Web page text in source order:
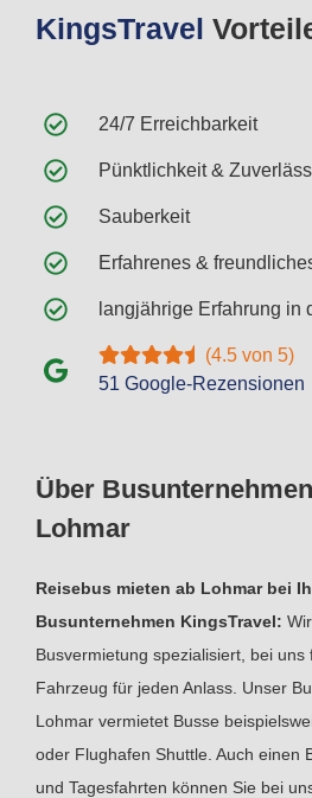
Über Busunternehmen
Lohmar
Reisebus mieten ab Lohmar bei
Busunternehmen KingsTravel:
Busvermietung spezialisiert, bei uns
Fahrzeug für jeden Anlass. Unser
Lohmar vermietet Busse
oder Flughafen Shuttle. Auch einen
und Tagesfahrten können Sie bei
KingsTravel
24/7 Erreichbarkeit
Pünktlichkeit &
Sauberkeit
Erfahrenes &
langjährige Erfahrung in
(4.5 von 5)
51 Google-Rezensionen